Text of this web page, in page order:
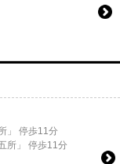
」 停歩11分
所」 停歩11分